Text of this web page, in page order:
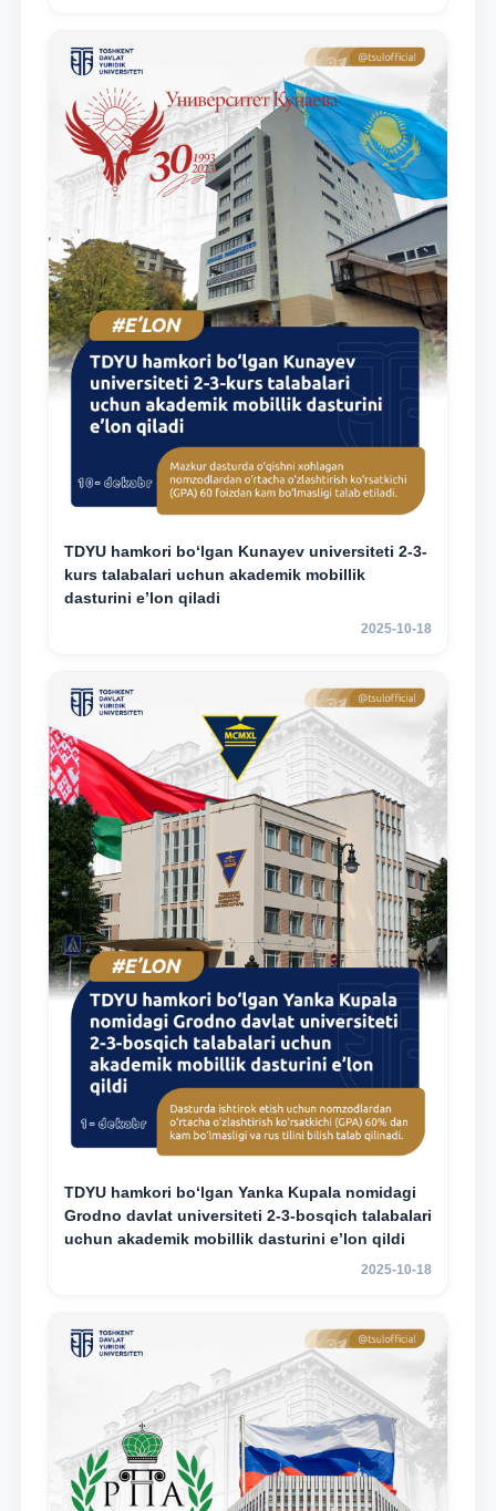
TDYU hamkori bo‘lgan Kunayev universiteti 2-3-
kurs talabalari uchun akademik mobillik
dasturini e’lon qiladi
2025-10-18
TDYU hamkori bo‘lgan Yanka Kupala nomidagi
Grodno davlat universiteti 2-3-bosqich talabalari
uchun akademik mobillik dasturini e’lon qildi
2025-10-18